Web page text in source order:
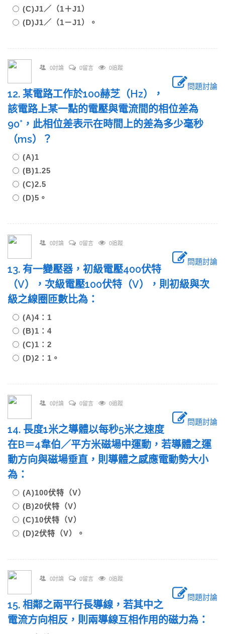
(C)J1／（1＋J1）
(D)J1／（1－J1）。
0討論 0留言 0追蹤
問題討論
12. 某電路工作於100赫芝（Hz），
該電路上某一點的電壓與電流間的相位差為
90°，此相位差表示在時間上的差為多少毫秒
（ms）？
(A)1
(B)1.25
(C)2.5
(D)5。
0討論 0留言 0追蹤
問題討論
13. 有一變壓器，初級電壓400伏特
（V），次級電壓100伏特（V），則初級與次
級之線圈匝數比為：
(A)4：1
(B)1：4
(C)1：2
(D)2：1。
0討論 0留言 0追蹤
問題討論
14. 長度1米之導體以每秒5米之速度
在B＝4韋伯／平方米磁場中運動，若導體之運
動方向與磁場垂直，則導體之感應電動勢大小
為：
(A)100伏特（V）
(B)20伏特（V）
(C)10伏特（V）
(D)2伏特（V）。
0討論 0留言 0追蹤
問題討論
15. 相鄰之兩平行長導線，若其中之
電流方向相反，則兩導線互相作用的磁力為：